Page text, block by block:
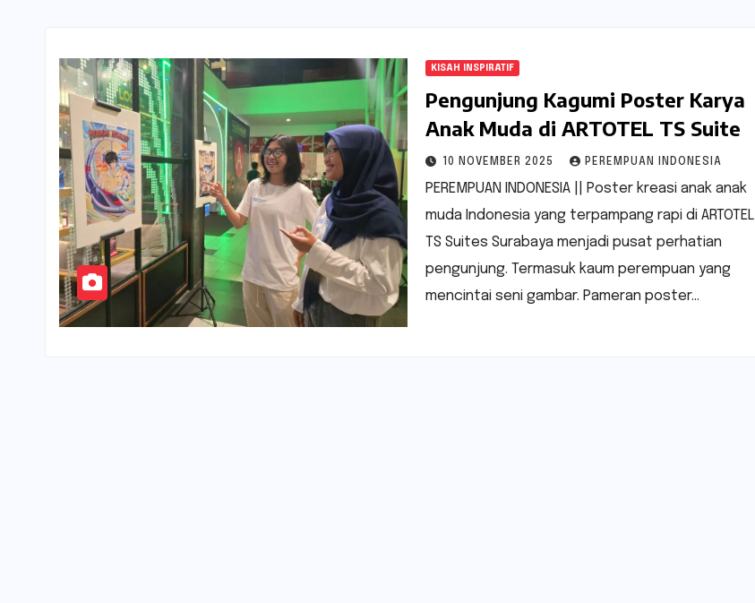
KISAH INSPIRATIF
Pengunjung Kagumi Poster Karya
Anak Muda di ARTOTEL TS Suite
10 NOVEMBER 2025 PEREMPUAN INDONESIA
PEREMPUAN INDONESIA || Poster kreasi anak anak
muda Indonesia yang terpampang rapi di ARTOTEL
TS Suites Surabaya menjadi pusat perhatian
pengunjung. Termasuk kaum perempuan yang
mencintai seni gambar. Pameran poster…